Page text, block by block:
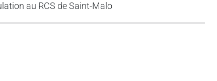
au RCS de Saint-Malo